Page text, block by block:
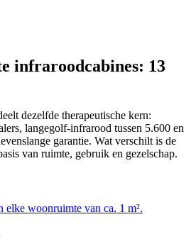
infraroodcabines: 13
dezelfde therapeutische kern:
langegolf-infrarood tussen 5.600 en
garantie. Wat verschilt is de
van ruimte, gebruik en gezelschap.
elke woonruimte van ca. 1 m².